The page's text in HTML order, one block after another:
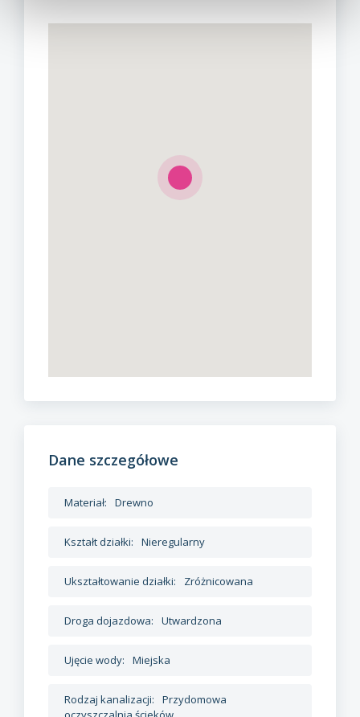
Dane szczegółowe
Materiał: Drewno
Kształt działki: Nieregularny
Ukształtowanie działki: Zróżnicowana
Droga dojazdowa: Utwardzona
Ujęcie wody: Miejska
Rodzaj kanalizacji:
Przydomowa